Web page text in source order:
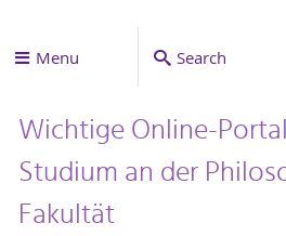
Menu Search
Wichtige Online-
Studium an der
Fakultät